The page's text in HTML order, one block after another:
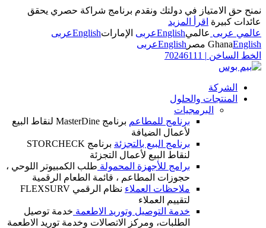
نمنح حق الامتياز في دولتك ونقدم برنامج شراكة حصري يحقق
عائدات كبيرة اقرأ المزيد
عالمي عربى عالميEnglishعربى الإماراتEnglishعربى
GhanaEnglish مصر Englishعربى
الخط الساخن |
70246111
الشركة
المنتجات والحلول
البرمجيات
برنامج للمطاعم
برنامج MasterDine لنقاط البيع
لأعمال الضيافة
برنامج البيع بالتجزئة
برنامج STORCHECK
لنقاط البيع لأعمال التجزئة
برامج للأجهزة المحمولة طلب الكمبيوتر اللوحي ،
حجوزات المطاعم ، قائمة الطعام الرقمية
ملاحظات العملاء
نظام الرقمي FLEXSURV
لتقييم العملاء
خدمة التوصيل وتوريد الاطعمة خدمة توصيل
الطلبات، ومركز الاتصالات وخدمة توريد الاطعمة